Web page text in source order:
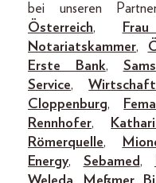
bei unseren
Österreich,
Notariatskammer,
Erste Bank,
Service,
Cloppenburg,
Rennhofer,
Römerquelle,
Energy, Sebamed,